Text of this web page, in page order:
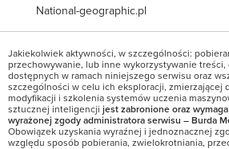
National-geographic.pl
Jakiekolwiek aktywności, w szczególności:
przechowywanie, lub inne wykorzystywanie treści,
dostępnych w ramach niniejszego serwisu oraz
szczególności w celu ich eksploracji, zmierzającej
modyfikacji i szkolenia systemów uczenia
sztucznej inteligencji jest zabronione oraz
wyrażonej zgody administratora serwisu – Burda
Obowiązek uzyskania wyraźnej i jednoznacznej
względu sposób pobierania, zwielokrotniania,